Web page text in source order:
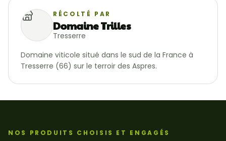
RÉCOLTÉ PAR
Domaine Trilles
Tresserre
Domaine viticole situé dans le sud de la France à
Tresserre (66) sur le terroir des Aspres.
NOS PRODUITS CHOISIS ET ENGAGÉS